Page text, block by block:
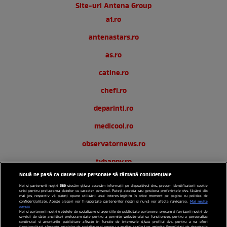
Site-uri Antena Group
a1.ro
antenastars.ro
as.ro
catine.ro
chefi.ro
deparinti.ro
medicool.ro
observatornews.ro
tvhappy.ro
useit.ro
zutv.ro
Trends AntenaPLAY
Nouă ne pasă ca datele tale personale să rămână confidențiale
Noi și partenerii noștri589 stocăm și/sau accesăm informații pe dispozitivul dvs., precum identificatorii cookie
unici pentru prelucrarea datelor cu caracter personal. Puteți accepta sau gestiona preferințele dvs. făcând clic
mai jos, respectiv vă puteți opune utilizării unui interes legitim în orice moment pe pagina cu politica de
confidențialitate. Aceste alegeri vor fi raportate partenerilor noștri și nu vă vor afecta navigarea. Mai multe
detalii
Noi si partenerii nostri (retelele de socializare si agentiile de publicitate partenere, precum si furnizorii nostri de
servicii de date analitice) prelucram date pentru a permite website-ului sa functioneze, pentru a personaliza
continutul si anunturile publicitare afisate in functie de interesele si/sau profilul dvs., pentru a va oferi